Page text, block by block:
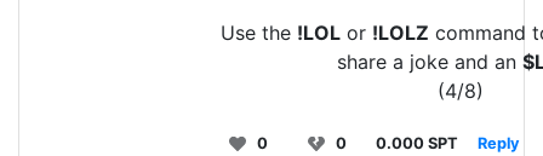
Use the !LOL or !LOLZ command
share a joke and an
(4/8)
0 0 0.000 SPT Reply